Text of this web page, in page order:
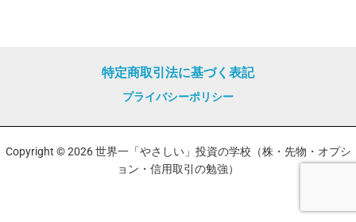
特定商取引法に基づく表記
プライバシーポリシー
Copyright © 2026 世界一「やさしい」投資の学校（株・先物・オプシ
ョン・信用取引の勉強）